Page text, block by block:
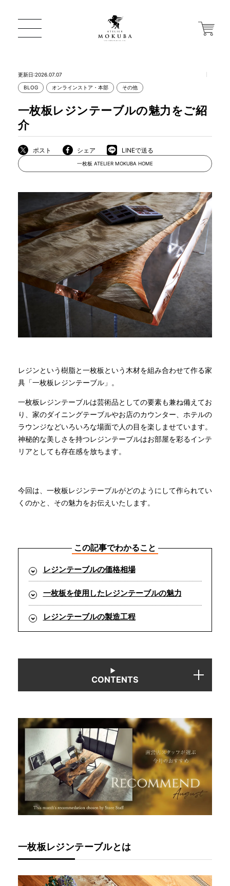
一枚板 ATELIER MOKUBA HOME
MOKUBA について
商品情報
直営店
イベント
全商品一覧
新入荷情報
納品事例
INFORMATION
お問い合わせ
更新日:2026.07.07
BLOG オンラインストア・本部 その他
一枚板レジンテーブルの魅力をご紹
介
ポスト シェア LINEで送る
一枚板 ATELIER MOKUBA HOME
レジンという樹脂と一枚板という木材を組み合わせて作る家
具「一枚板レジンテーブル」。
一枚板レジンテーブルは芸術品としての要素も兼ね備えてお
り、家のダイニングテーブルやお店のカウンター、ホテルの
ラウンジなどいろいろな場面で人の目を楽しませています。
神秘的な美しさを持つレジンテーブルはお部屋を彩るインテ
リアとしても存在感を放ちます。
今回は、一枚板レジンテーブルがどのようにして作られてい
くのかと、その魅力をお伝えいたします。
この記事でわかること
レジンテーブルの価格相場
一枚板を使用したレジンテーブルの魅力
レジンテーブルの製造工程
CONTENTS
一枚板レジンテーブルとは